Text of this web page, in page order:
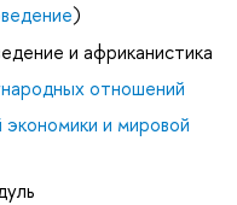
)
и африканистика
отношений
и мировой